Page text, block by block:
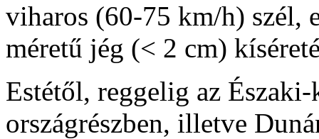
viharos (60-75 km/h) szél,
méretű jég (< 2 cm)
Estétől, reggelig az
országrészben, illetve